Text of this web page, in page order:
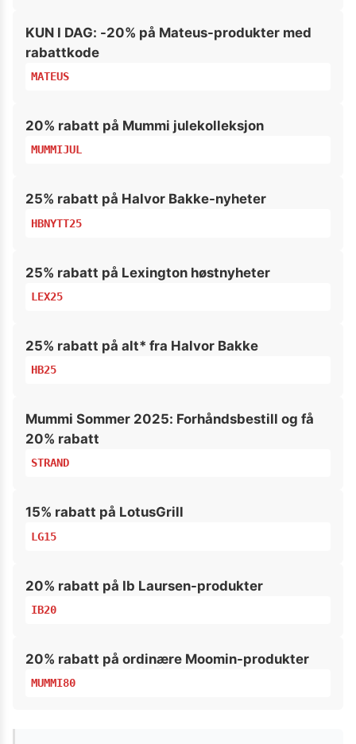
KUN I DAG: -20% på Mateus-produkter med
rabattkode
MATEUS
20% rabatt på Mummi julekolleksjon
MUMMIJUL
25% rabatt på Halvor Bakke-nyheter
HBNYTT25
25% rabatt på Lexington høstnyheter
LEX25
25% rabatt på alt* fra Halvor Bakke
HB25
Mummi Sommer 2025: Forhåndsbestill og få
20% rabatt
STRAND
15% rabatt på LotusGrill
LG15
20% rabatt på Ib Laursen-produkter
IB20
20% rabatt på ordinære Moomin-produkter
MUMMI80